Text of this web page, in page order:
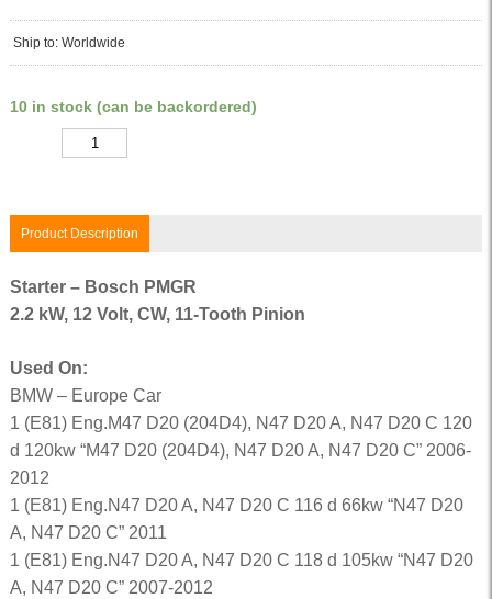
Ship to: Worldwide
10 in stock (can be backordered)
Product Description
Starter – Bosch PMGR
2.2 kW, 12 Volt, CW, 11-Tooth Pinion
Used On:
BMW – Europe Car
1 (E81) Eng.M47 D20 (204D4), N47 D20 A, N47 D20 C 120
d 120kw “M47 D20 (204D4), N47 D20 A, N47 D20 C” 2006-
2012
1 (E81) Eng.N47 D20 A, N47 D20 C 116 d 66kw “N47 D20
A, N47 D20 C” 2011
1 (E81) Eng.N47 D20 A, N47 D20 C 118 d 105kw “N47 D20
A, N47 D20 C” 2007-2012